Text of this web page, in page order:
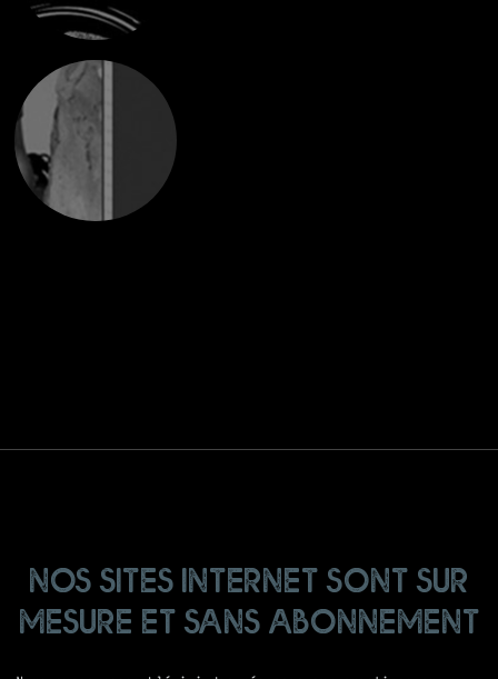
nos sites internet sont sur
mesure et sans abonnement